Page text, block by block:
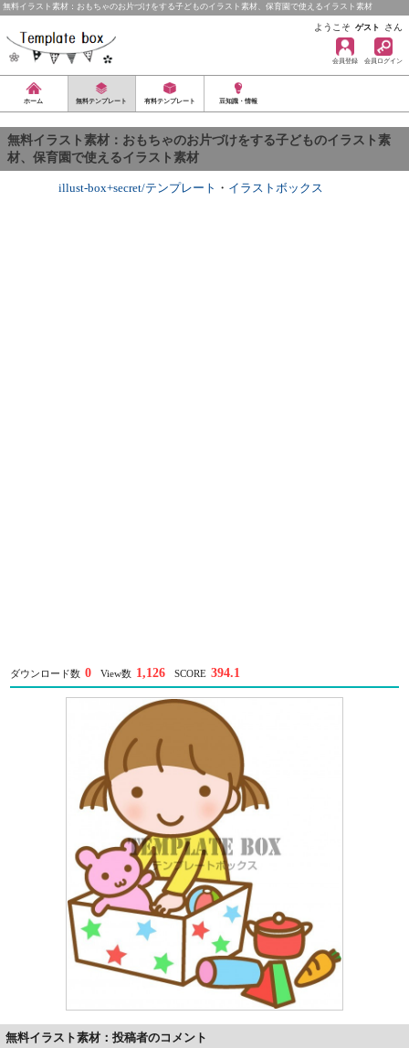
無料イラスト素材：おもちゃのお片づけをする子どものイラスト素材、保育園で使えるイラスト素材
ようこそ ゲスト さん
会員登録 会員ログイン
ホーム 無料テンプレート 有料テンプレート 豆知識・情報
無料イラスト素材：おもちゃのお片づけをする子どものイラスト素
材、保育園で使えるイラスト素材
illust-box+secret/テンプレート ・ イラストボックス
ダウンロード数 0 View数 1,126 SCORE 394.1
無料イラスト素材：投稿者のコメント